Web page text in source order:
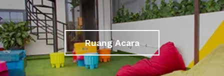
Ruang Acara